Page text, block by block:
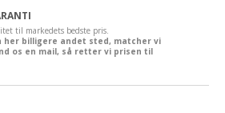
til markedets bedste pris.
her billigere andet sted, matcher vi
os en mail, så retter vi prisen til